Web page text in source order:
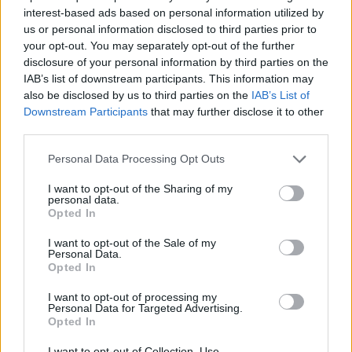
interest-based ads based on personal information utilized by
us or personal information disclosed to third parties prior to
your opt-out. You may separately opt-out of the further
disclosure of your personal information by third parties on the
IAB’s list of downstream participants. This information may
also be disclosed by us to third parties on the IAB’s List of
Downstream Participants that may further disclose it to other
Personal Data Processing Opt Outs
I want to opt-out of the Sharing of my
personal data.
Opted In
I want to opt-out of the Sale of my
Personal Data.
Opted In
I want to opt-out of processing my
Personal Data for Targeted Advertising.
Opted In
Puttelitens projekt Audi S2 Avant. Back
to basic. + garagefix.
900 svar
Senaste inlägget avPutteliten fredag 22:10iProjekt
Volkswagen Golf MK4 v6 4motion OEM++
med JDM inspiration.
14 svar
Senaste inlägget avStol3n_Identity fredag 10:06 iProjekt
Manta b som ska räddas (kaross eller
delar sökes)
Huggern goes big block with 427 ZL-1! 551 svar
Senaste inlägget av
Camaro som bruksbil?! 57 svar
Senaste inlägget av
Volkswagen split bus t1 1962
Senaste inlägget av
Golf Mk2 16v Turbo 137 svar